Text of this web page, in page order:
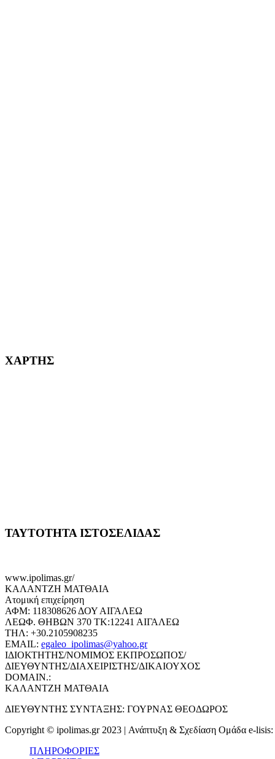
ΧΑΡΤΗΣ
ΤΑΥΤΟΤΗΤΑ ΙΣΤΟΣΕΛΙΔΑΣ
www.ipolimas.gr/
ΚΑΛΑΝΤΖΗ ΜΑΤΘΑΙΑ
Ατομική επιχείρηση
ΑΦΜ: 118308626 ΔΟΥ ΑΙΓΑΛΕΩ
ΛΕΩΦ. ΘΗΒΩΝ 370 ΤΚ:12241 ΑΙΓΑΛΕΩ
ΤΗΛ: +30.2105908235
EMAIL: egaleo_ipolimas@yahoo.gr
ΙΔΙΟΚΤΗΤΗΣ/ΝΟΜΙΜΟΣ ΕΚΠΡΟΣΩΠΟΣ/
ΔΙΕΥΘΥΝΤΗΣ/ΔΙΑΧΕΙΡΙΣΤΗΣ/ΔΙΚΑΙΟΥΧΟΣ
DOMAIN.:
ΚΑΛΑΝΤΖΗ ΜΑΤΘΑΙΑ
ΔΙΕΥΘΥΝΤΗΣ ΣΥΝΤΑΞΗΣ: ΓΟΥΡΝΑΣ ΘΕΟΔΩΡΟΣ
Copyright © ipolimas.gr 2023 | Ανάπτυξη & Σχεδίαση Ομάδα e-lisis:
ΠΛΗΡΟΦΟΡΙΕΣ